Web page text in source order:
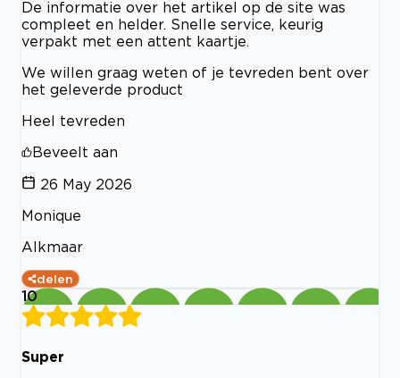
De informatie over het artikel op de site was
compleet en helder. Snelle service, keurig
verpakt met een attent kaartje.
We willen graag weten of je tevreden bent over
het geleverde product
Heel tevreden
Beveelt aan
26 May 2026
Monique
Alkmaar
delen
10
Super